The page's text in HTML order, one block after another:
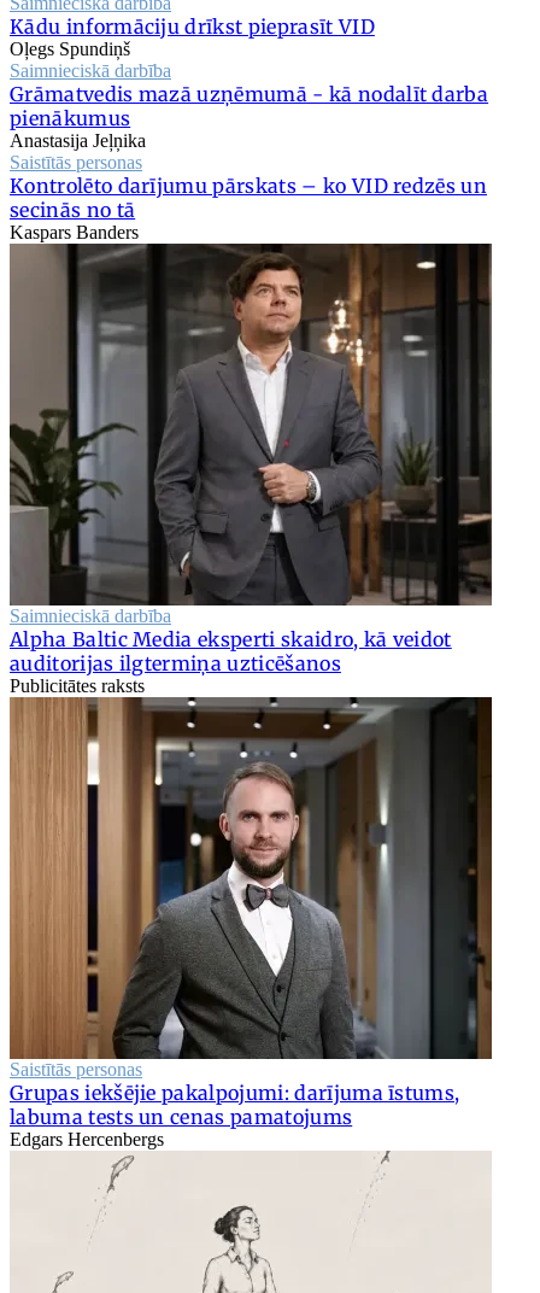
Kādu informāciju drīkst pieprasīt VID
Oļegs Spundiņš
Saimnieciskā darbība
Grāmatvedis mazā uzņēmumā - kā nodalīt darba
pienākumus
Anastasija Jeļņika
Saistītās personas
Kontrolēto darījumu pārskats – ko VID redzēs un
secinās no tā
Kaspars Banders
Saimnieciskā darbība
Alpha Baltic Media eksperti skaidro, kā veidot
auditorijas ilgtermiņa uzticēšanos
Publicitātes raksts
Saistītās personas
Grupas iekšējie pakalpojumi: darījuma īstums,
labuma tests un cenas pamatojums
Edgars Hercenbergs